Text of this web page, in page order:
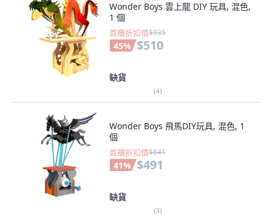
Wonder Boys 雲上龍 DIY 玩具, 混色,
1 個
首購折扣價$935
45% $510
缺貨
(4)
Wonder Boys 飛馬DIY玩具, 混色, 1
個
首購折扣價$841
41% $491
缺貨
(3)